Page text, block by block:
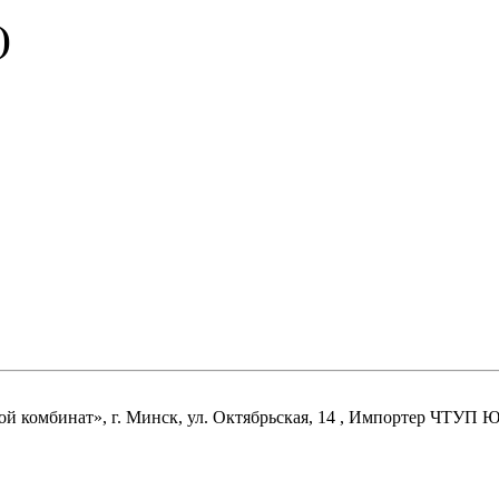
комбинат», г. Минск, ул. Октябрьская, 14 , Импортер ЧТУП